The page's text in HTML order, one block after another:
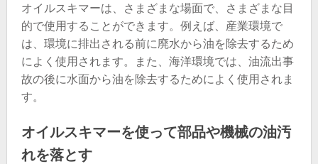
オイルスキマーは、さまざまな場面で、さまざまな目
的で使用することができます。例えば、産業環境で
は、環境に排出される前に廃水から油を除去するため
によく使用されます。また、海洋環境では、油流出事
故の後に水面から油を除去するためによく使用されま
す。
オイルスキマーを使って部品や機械の油汚
れを落とす